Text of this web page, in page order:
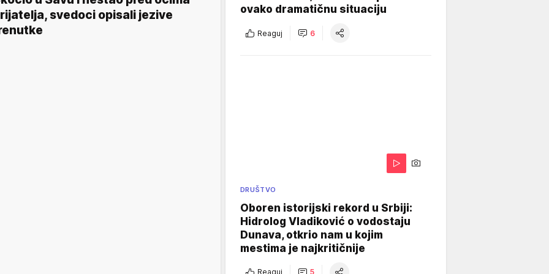
svedoci opisali jezive
ovako dramatičnu situaciju
Reaguj 6
DRUŠTVO
Oboren istorijski rekord u Srbiji:
Hidrolog Vladiković o vodostaju
Dunava, otkrio nam u kojim
mestima je najkritičnije
Reaguj 5